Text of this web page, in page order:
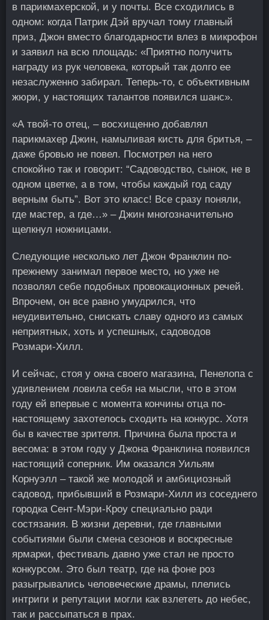
в парикмахерской, и у почты. Все сходились в
одном: когда Патрик Дэй вручал тому главный
приз, Джон вместо благодарности влез в микрофон
и заявил на всю площадь: «Приятно получить
награду из рук человека, который так долго ее
незаслуженно забирал. Теперь-то, с объективным
жюри, у настоящих талантов появился шанс».
«А твой-то отец, – восхищенно добавлял
парикмахер Джин, намыливая кисть для бритья, –
даже бровью не повел. Посмотрел на него
спокойно так и говорит: “Садоводство, сынок, не в
одном цветке, а в том, чтобы каждый год саду
верным быть”. Вот это класс! Все сразу поняли,
где мастер, а где…» – Джин многозначительно
щелкнул ножницами.
Следующие несколько лет Джон Франклин по-
прежнему занимал первое место, но уже не
позволял себе подобных провокационных речей.
Впрочем, он все равно умудрился, что
неудивительно, снискать славу одного из самых
неприятных, хоть и успешных, садоводов
Розмари-Хилл.
И сейчас, стоя у окна своего магазина, Пенелопа с
удивлением ловила себя на мысли, что в этом
году ей впервые с момента кончины отца по-
настоящему захотелось сходить на конкурс. Хотя
бы в качестве зрителя. Причина была проста и
весома: в этом году у Джона Франклина появился
настоящий соперник. Им оказался Уильям
Корнуэлл – такой же молодой и амбициозный
садовод, прибывший в Розмари-Хилл из соседнего
городка Сент-Мэри-Кроу специально ради
состязания. В жизни деревни, где главными
событиями были смена сезонов и воскресные
ярмарки, фестиваль давно уже стал не просто
конкурсом. Это был театр, где на фоне роз
разыгрывались человеческие драмы, плелись
интриги и репутации могли как взлететь до небес,
так и рассыпаться в прах.